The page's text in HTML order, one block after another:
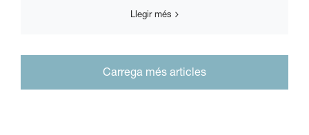
Llegir més
Carrega més articles